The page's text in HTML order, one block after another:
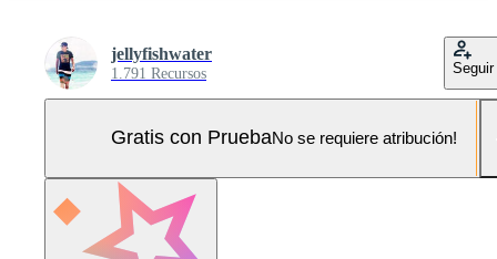
jellyfishwater
1.791 Recursos Seguir
Gratis con PruebaNo se requiere atribución!